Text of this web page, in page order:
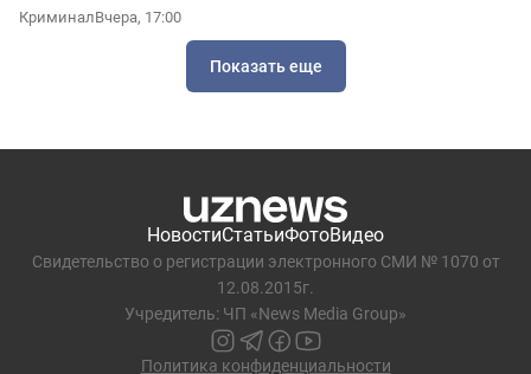
КриминалВчера, 17:00
Показать еще
НовостиСтатьиФотоВидео
Свидетельство о регистрации электронного СМИ № 1070 от
12.08.2015г.
Учредитель: ЧП «News Media Group»
Политика конфиденциальности